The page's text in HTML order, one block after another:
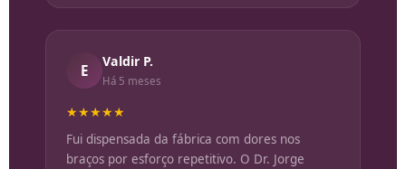
E
Valdir P.
Há 5 meses
★★★★★
Fui dispensada da fábrica com dores nos
braços por esforço repetitivo. O Dr. Jorge